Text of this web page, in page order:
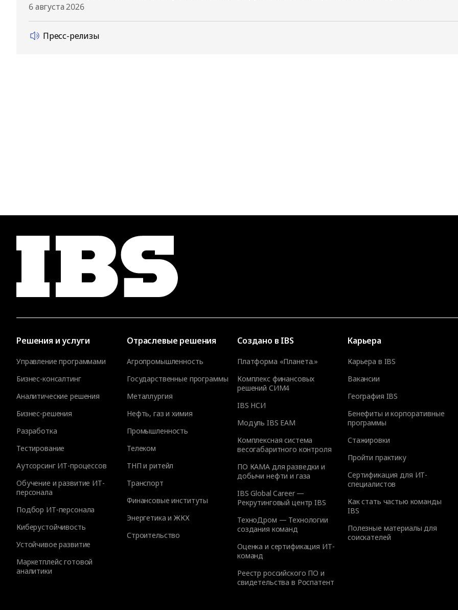
6 августа 2026
Пресс-релизы
Решения и услуги
Управление программами
Бизнес-консалтинг
Аналитические решения
Бизнес-решения
Разработка
Тестирование
Аутсорсинг ИТ-процессов
Обучение и развитие ИТ-
персонала
Подбор ИТ-персонала
Киберустойчивость
Устойчивое развитие
Маркетплейс готовой
аналитики
Отраслевые решения
Агропромышленность
Государственные программы
Металлургия
Нефть, газ и химия
Промышленность
Телеком
ТНП и ритейл
Транспорт
Финансовые институты
Энергетика и ЖКХ
Строительство
Создано в IBS
Платформа «Планета.»
Комплекс финансовых
решений СИМ4
IBS НСИ
Модуль IBS EAM
Комплексная система
весогабаритного контроля
ПО КАМА для разведки и
добычи нефти и газа
IBS Global Career —
Рекрутинговый центр IBS
ТехноДром — Технологии
создания команд
Оценка и сертификация ИТ-
команд
Реестр российского ПО и
свидетельства в Роспатент
Карьера
Карьера в IBS
Вакансии
География IBS
Бенефиты и корпоративные
программы
Стажировки
Пройти практику
Сертификация для ИТ-
специалистов
Как стать частью команды
IBS
Полезные материалы для
соискателей